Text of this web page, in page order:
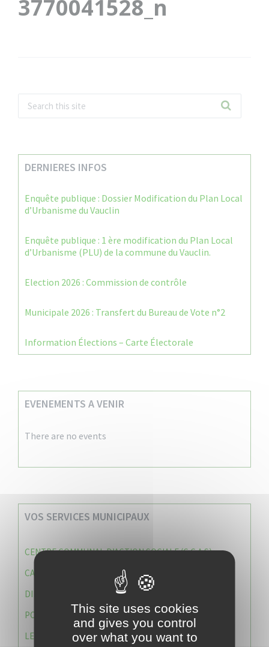
3770041528_n
DERNIERES INFOS
Enquête publique : Dossier Modification du Plan Local
d’Urbanisme du Vauclin
Enquête publique : 1 ère modification du Plan Local
d’Urbanisme (PLU) de la commune du Vauclin.
Election 2026 : Commission de contrôle
Municipale 2026 : Transfert du Bureau de Vote n°2
Information Élections – Carte Électorale
EVENEMENTS A VENIR
There are no events
VOS SERVICES MUNICIPAUX
CENTRE COMMUNAL D’ACTION SOCIALE (C.C.A.S)
CAISSE DES ÉCOLES
DIRECTION DES SERVICES TECHNIQUES
POLICE MUNICIPALE
LE CABINET DU MAIRE
This site uses cookies
and gives you control
over what you want to